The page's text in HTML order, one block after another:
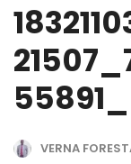
VERNA